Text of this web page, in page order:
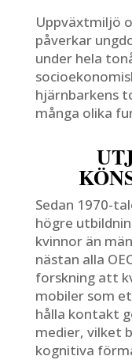
Uppväxtmiljö
påverkar
under hela
hjärnbarkens
många olika
Sedan 1970-
högre
kvinnor än
nästan alla
forskning att
mobiler som
hålla kontakt
medier, vilket
kognitiva